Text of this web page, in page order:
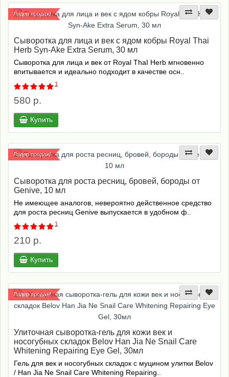
Лидер продаж!
Сыворотка для лица и век с ядом кобры Royal Thai
Herb Syn-Ake Extra Serum, 30 мл
Сыворотка для лица и век от Royal ThaI Herb мгновенно
впитывается и идеально подходит в качестве осн..
1
580 р.
Купить
Лидер продаж!
Сыворотка для роста ресниц, бровей, бороды от
Genive, 10 мл
Не имеющее аналогов, невероятно действенное средство
для роста ресниц Genive выпускается в удобном ф..
1
210 р.
Купить
Лидер продаж!
Улиточная сыворотка-гель для кожи век и
носогубных складок Belov Han Jia Ne Snail Care
Whitening Repairing Eye Gel, 30мл
Гель для век и носогубных складок с муцином улитки Belov
/ Han Jia Ne Snail Care Whitening Repairing..